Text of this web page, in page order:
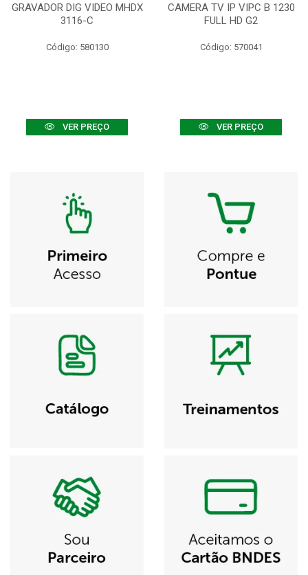
GRAVADOR DIG VIDEO MHDX
3116-C
Código: 580130
VER PREÇO
CAMERA TV IP VIPC B 1230
FULL HD G2
Código: 570041
VER PREÇO